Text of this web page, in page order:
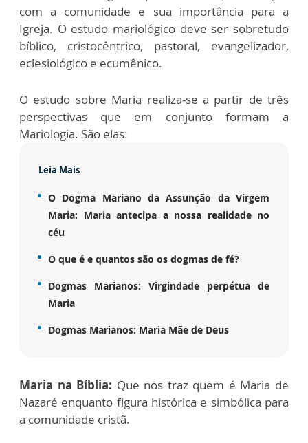
com a comunidade e sua importância para a
Igreja. O estudo mariológico deve ser sobretudo
bíblico, cristocêntrico, pastoral, evangelizador,
eclesiológico e ecumênico.
O estudo sobre Maria realiza-se a partir de três
perspectivas que em conjunto formam a
Mariologia. São elas:
Leia Mais
O Dogma Mariano da Assunção da Virgem
Maria: Maria antecipa a nossa realidade no
céu
O que é e quantos são os dogmas de fé?
Dogmas Marianos: Virgindade perpétua de
Maria
Dogmas Marianos: Maria Mãe de Deus
Maria na Bíblia: Que nos traz quem é Maria de
Nazaré enquanto figura histórica e simbólica para
a comunidade cristã.